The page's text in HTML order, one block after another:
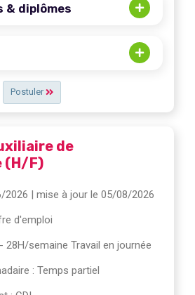
Postuler
& diplômes
de
(H/F)
2026 | mise à jour le 05/08/2026
d'emploi
28H/semaine Travail en journée
: Temps partiel